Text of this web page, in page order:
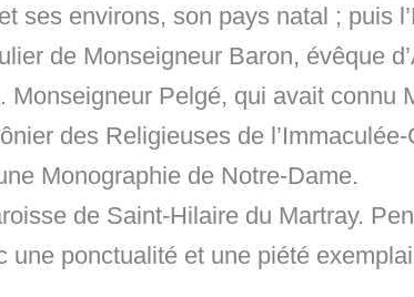
ses environs, son pays natal ; puis
de Monseigneur Baron, évêque
Pelgé, qui avait connu
des Religieuses de
Monographie de Notre-Dame.
de Saint-Hilaire du Martray.
ponctualité et une piété